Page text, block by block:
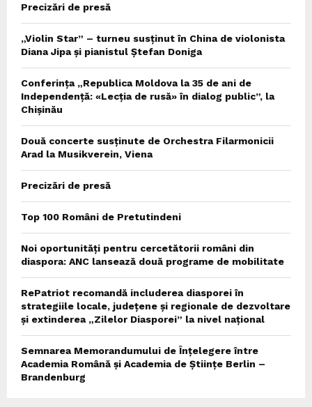
Precizări de presă
„Violin Star” – turneu susținut în China de violonista
Diana Jipa și pianistul Ștefan Doniga
Conferința „Republica Moldova la 35 de ani de
Independență: «Lecția de rusă» în dialog public”, la
Chișinău
Două concerte susținute de Orchestra Filarmonicii
Arad la Musikverein, Viena
Precizări de presă
Top 100 Români de Pretutindeni
Noi oportunități pentru cercetătorii români din
diaspora: ANC lansează două programe de mobilitate
RePatriot recomandă includerea diasporei în
strategiile locale, județene și regionale de dezvoltare
și extinderea „Zilelor Diasporei” la nivel național
Semnarea Memorandumului de Înțelegere între
Academia Română și Academia de Științe Berlin –
Brandenburg